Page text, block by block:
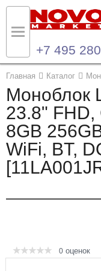
+7 495
Главная Каталог
Моноблок
23.8" FHD,
8GB
WiFi, BT,
0 оценок
Назад
Каталог продукции
Ноутбуки и ультрабуки
Компьютеры
Назад
Контакты
Контактная информация